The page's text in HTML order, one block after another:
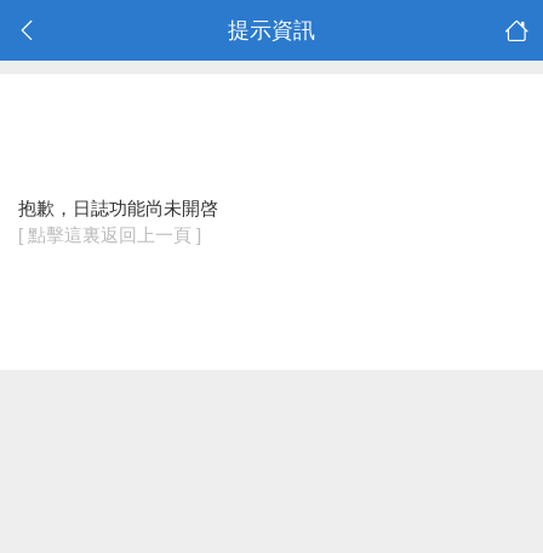
提示資訊
抱歉，日誌功能尚未開啓
[ 點擊這裏返回上一頁 ]